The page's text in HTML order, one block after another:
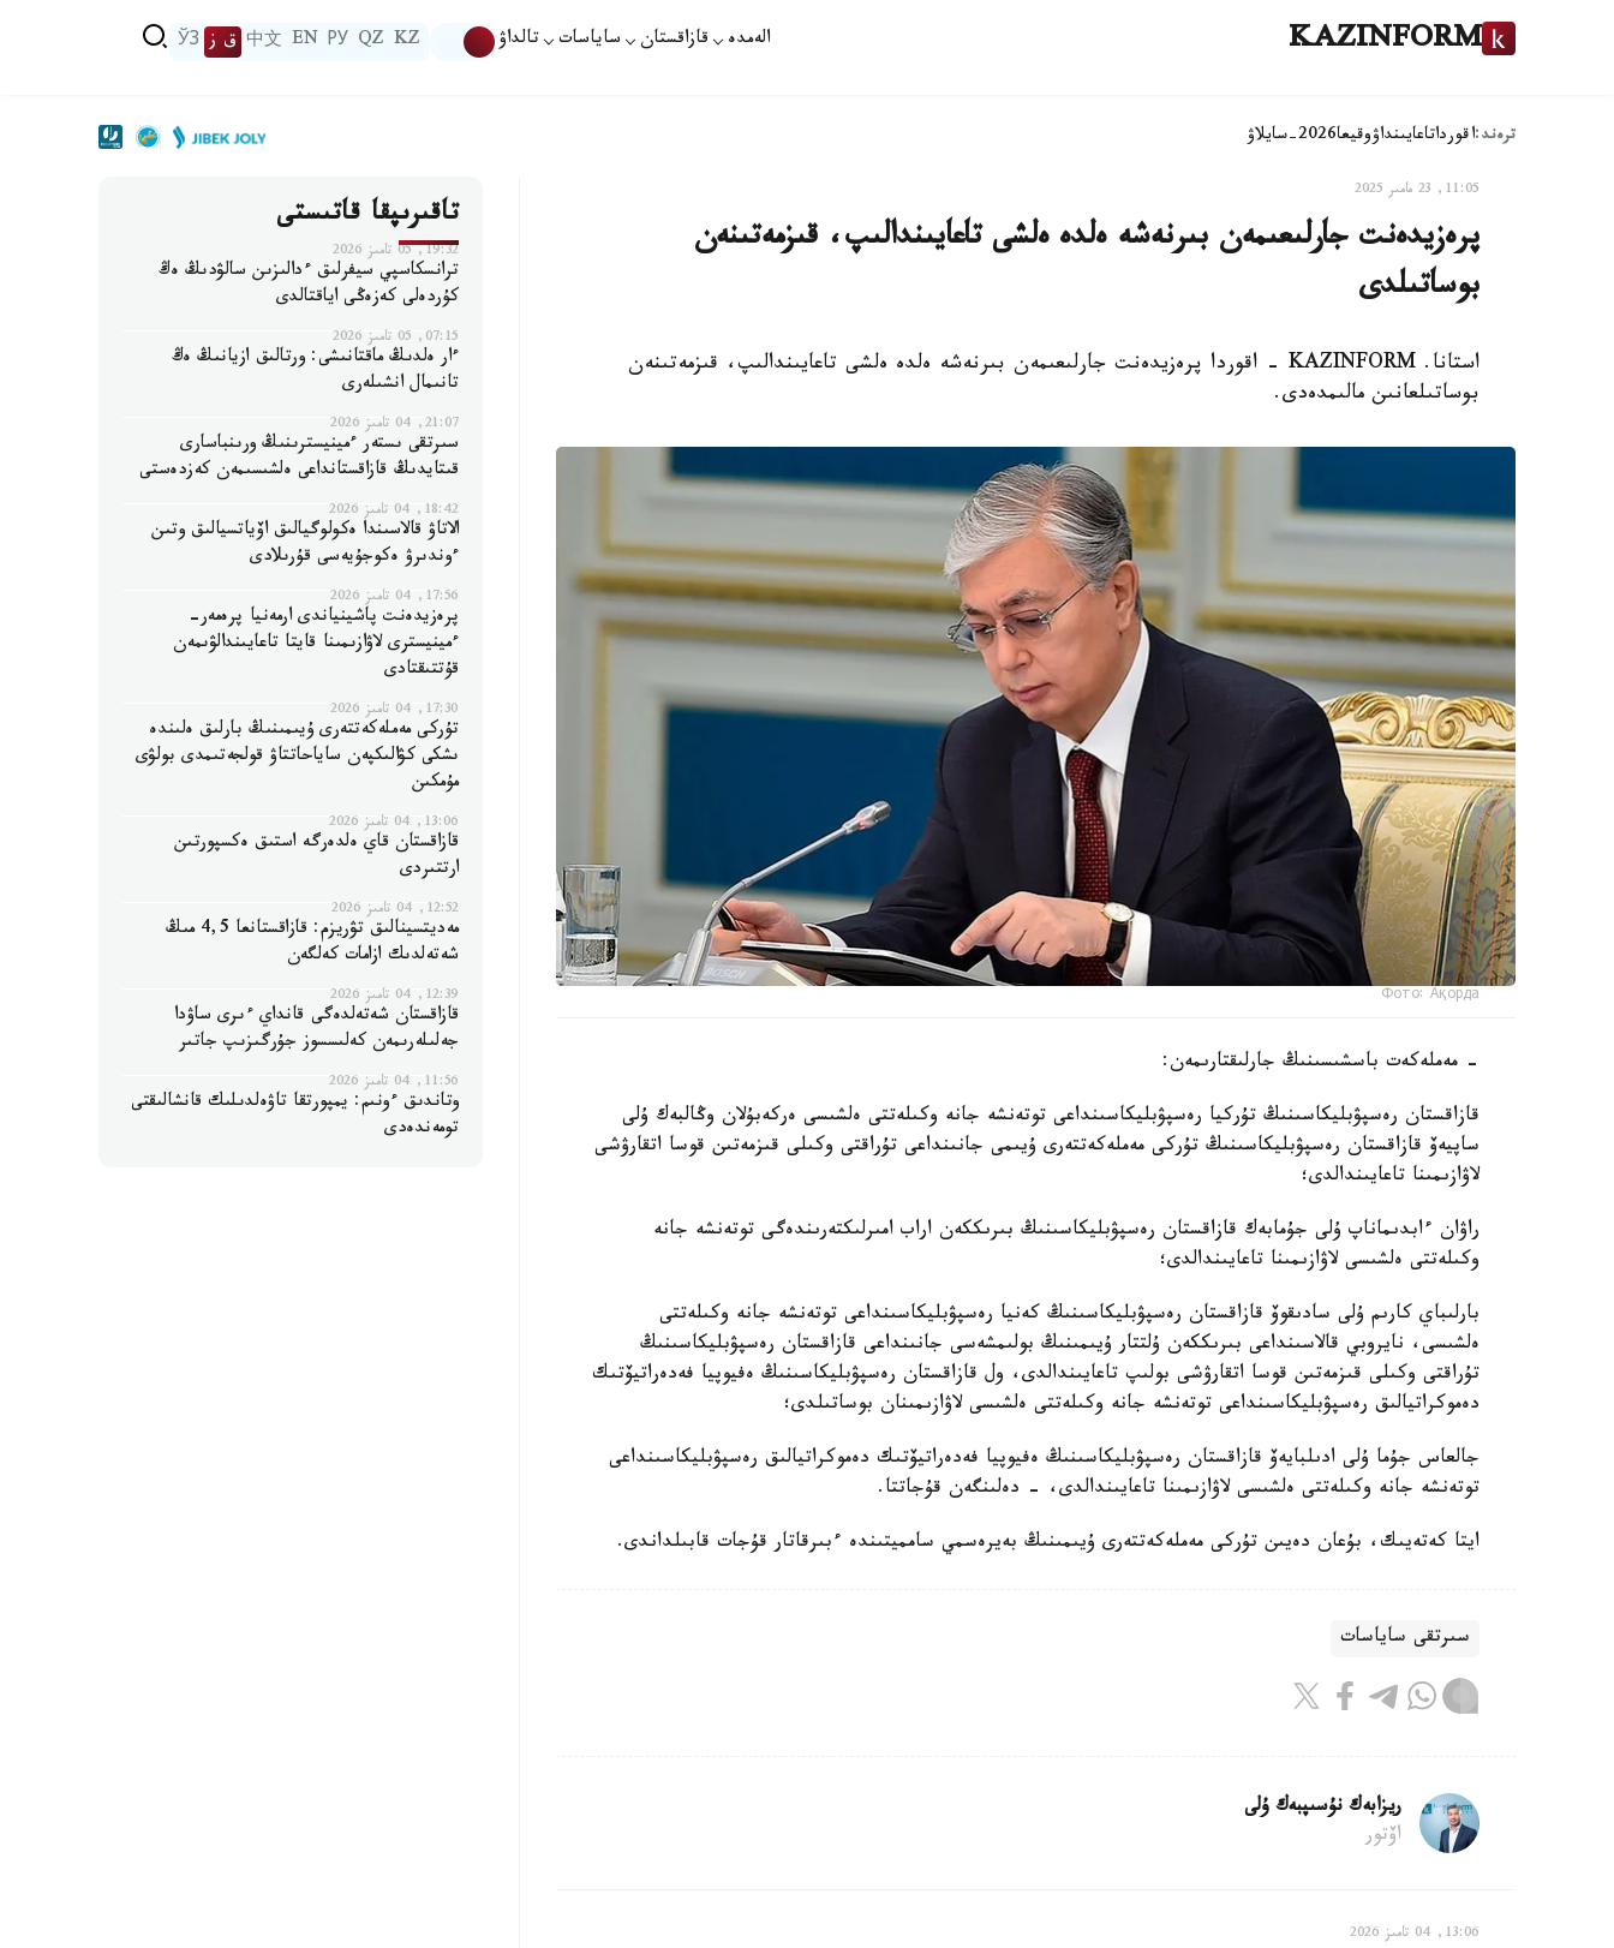
KAZINFORM الەمدە قازاقستان ساياسات تالداۋ KZ
QZ
РУ
EN
中文 ق ز ЎЗ
ترەند:اقورداتاعايىنداۋوقيعا2026-سايلاۋ
11:05, 23 مامىر 2025
پرەزيدەنت جارلىعىمەن بىرنەشە ەلدە ەلشى تاعايىندالىپ، قىزمەتىنەن
بوساتىلدى
استانا. KAZINFORM - اقوردا پرەزيدەنت جارلىعىمەن بىرنەشە ەلدە ەلشى تاعايىندالىپ، قىزمەتىنەن
بوساتىلعانىن مالىمدەدى.
Фото: Ақорда
- مەملەكەت باسشىسىنىڭ جارلىقتارىمەن:
قازاقستان رەسپۋبليكاسىنىڭ تۇركيا رەسپۋبليكاسىنداعى توتەنشە جانە وكىلەتتى ەلشىسى ەركەبۇلان وڭالبەك ۇلى
ساپيەۆ قازاقستان رەسپۋبليكاسىنىڭ تۇركى مەملەكەتتەرى ۇيىمى جانىنداعى تۇراقتى وكىلى قىزمەتىن قوسا اتقارۋشى
لاۋازىمىنا تاعايىندالدى؛
راۋان ءابدىماناپ ۇلى جۇمابەك قازاقستان رەسپۋبليكاسىنىڭ بىرىككەن اراب امىرلىكتەرىندەگى توتەنشە جانە
وكىلەتتى ەلشىسى لاۋازىمىنا تاعايىندالدى؛
بارلىباي كارىم ۇلى سادىقوۆ قازاقستان رەسپۋبليكاسىنىڭ كەنيا رەسپۋبليكاسىنداعى توتەنشە جانە وكىلەتتى
ەلشىسى، نايروبي قالاسىنداعى بىرىككەن ۇلتتار ۇيىمىنىڭ بولىمشەسى جانىنداعى قازاقستان رەسپۋبليكاسىنىڭ
تۇراقتى وكىلى قىزمەتىن قوسا اتقارۋشى بولىپ تاعايىندالدى، ول قازاقستان رەسپۋبليكاسىنىڭ ەفيوپيا فەدەراتيۆتىك
دەموكراتيالىق رەسپۋبليكاسىنداعى توتەنشە جانە وكىلەتتى ەلشىسى لاۋازىمىنان بوساتىلدى؛
جالعاس جۇما ۇلى ادىلبايەۆ قازاقستان رەسپۋبليكاسىنىڭ ەفيوپيا فەدەراتيۆتىك دەموكراتيالىق رەسپۋبليكاسىنداعى
توتەنشە جانە وكىلەتتى ەلشىسى لاۋازىمىنا تاعايىندالدى، - دەلىنگەن قۇجاتتا.
ايتا كەتەيىك، بۇعان دەيىن تۇركى مەملەكەتتەرى ۇيىمىنىڭ بەيرەسمي سامميتىندە ءبىرقاتار قۇجات قابىلداندى.
سىرتقى ساياسات
ريزابەك نۇسىپبەك ۇلى
اۆتور
13:06, 04 تامىز 2026
تاقىرىپقا قاتىستى
19:32, 05 تامىز 2026
ترانسكاسپي سيفرلىق ءدالىزىن سالۋدىڭ ەڭ
كۇردەلى كەزەڭى اياقتالدى
07:15, 05 تامىز 2026
ءار ەلدىڭ ماقتانىشى: ورتالىق ازيانىڭ ەڭ
تانىمال انشىلەرى
21:07, 04 تامىز 2026
سىرتقى ىستەر ءمينيسترىنىڭ ورىنباسارى
قىتايدىڭ قازاقستانداعى ەلشىسىمەن كەزدەستى
18:42, 04 تامىز 2026
الاتاۋ قالاسىندا ەكولوگيالىق اۆياتسيالىق وتىن
ءوندىرۋ ەكوجۇيەسى قۇرىلادى
17:56, 04 تامىز 2026
پرەزيدەنت پاشينياندى ارمەنيا پرەمەر-
ءمينيسترى لاۋازىمىنا قايتا تاعايىندالۋىمەن
قۇتتىقتادى
17:30, 04 تامىز 2026
تۇركى مەملەكەتتەرى ۇيىمىنىڭ بارلىق ەلىندە
ىشكى كۋالىكپەن ساياحاتتاۋ قولجەتىمدى بولۋى
مۇمكىن
13:06, 04 تامىز 2026
قازاقستان قاي ەلدەرگە استىق ەكسپورتىن
ارتتىردى
12:52, 04 تامىز 2026
مەديتسينالىق تۋريزم: قازاقستانعا 4,5 مىڭ
شەتەلدىك ازامات كەلگەن
12:39, 04 تامىز 2026
قازاقستان شەتەلدەگى قانداي ءىرى ساۋدا
جەلىلەرىمەن كەلىسسوز جۇرگىزىپ جاتىر
11:56, 04 تامىز 2026
وتاندىق ءونىم: يمپورتقا تاۋەلدىلىك قانشالىقتى
تومەندەدى